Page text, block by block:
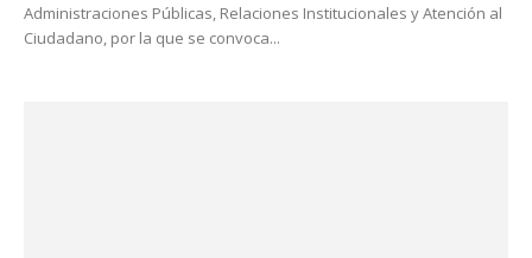
Administraciones Públicas, Relaciones Institucionales y Atención al
Ciudadano, por la que se convoca...